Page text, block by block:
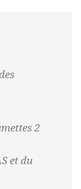
2
et du